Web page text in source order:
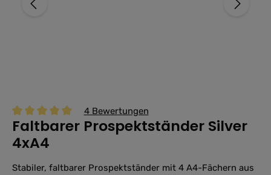
Durchschnittliche Bewertung von 5 von 5 Sternen
4 Bewertungen
Faltbarer Prospektständer Silver
4xA4
Stabiler, faltbarer Prospektständer mit 4 A4-Fächern aus